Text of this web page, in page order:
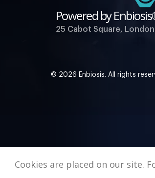
Powered by
25 Cabot Square, London
© 2026 Enbiosis. All rights
Cookies are placed on our site.